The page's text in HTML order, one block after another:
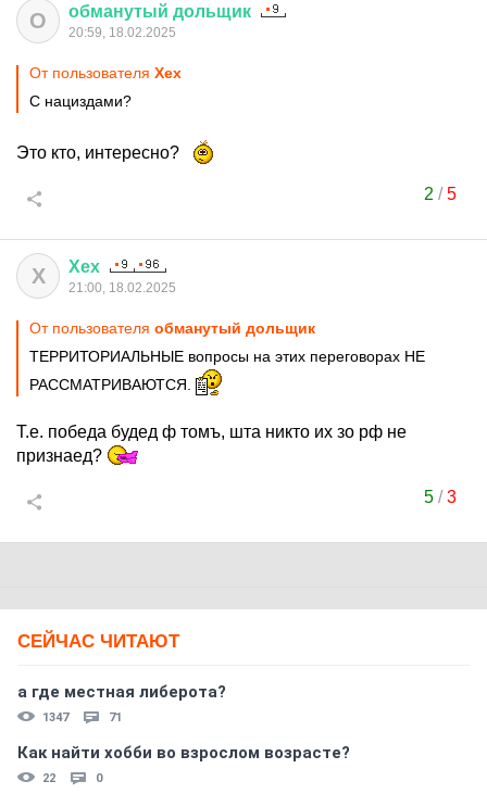
О обманутый дольщик
20:59, 18.02.2025
От пользователя Хех
С нациздами?
Это кто, интересно?
2 /5
Х Хех
21:00, 18.02.2025
От пользователя обманутый дольщик
ТЕРРИТОРИАЛЬНЫЕ вопросы на этих переговорах НЕ
РАССМАТРИВАЮТСЯ.
Т.е. победа будед ф томъ, шта никто их зо рф не
признаед?
5/3
СЕЙЧАС ЧИТАЮТ
а где местная либерота?
1347 71
Как найти хобби во взрослом возрасте?
22 0